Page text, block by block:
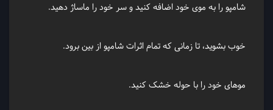
شامپو را به موی خود اضافه کنید و سر خود را ماساژ دهید.
خوب بشوید، تا زمانی که تمام اثرات شامپو از بین برود.
موهای خود را با حوله خشک کنید.